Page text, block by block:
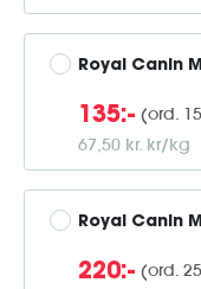
Royal Canin
135:- (ord.
67,50 kr. kr/kg
Royal Canin
220:- (ord.